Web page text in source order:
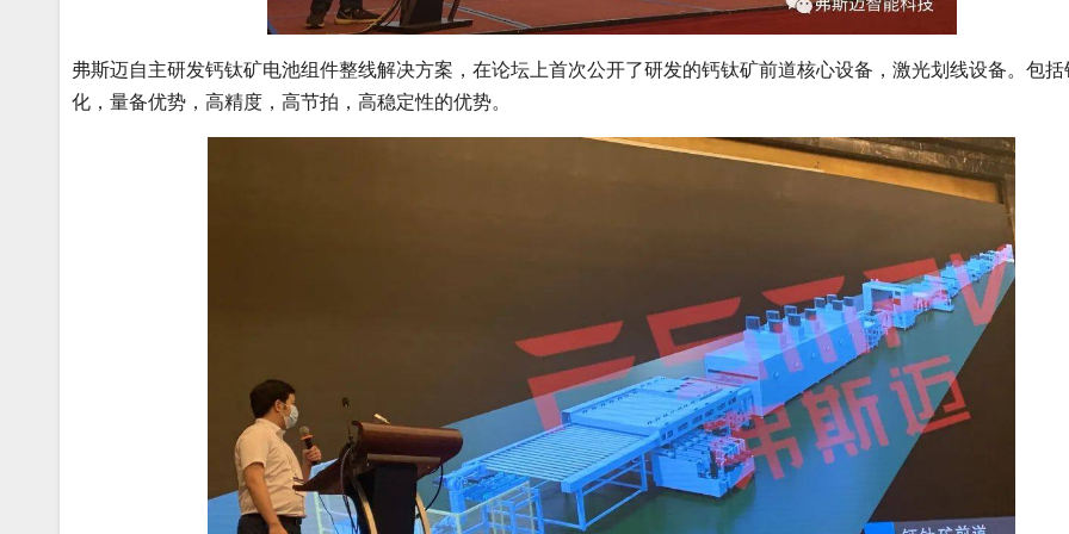
弗斯迈自主研发钙钛矿电池组件整线解决方案，在论坛上首次公开了研发的钙钛矿前道核心设备，激光划线设备。包
化，量备优势，高精度，高节拍，高稳定性的优势。